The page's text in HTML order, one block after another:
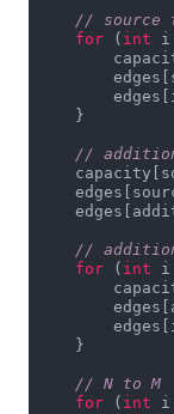
k -=
    }
// source
for ( int i
    }
//
//
for ( int i
    }
// N to M
for ( int i